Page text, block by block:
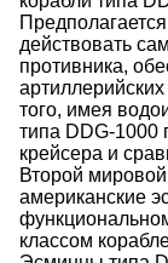
действовать
противника,
того, имея
типа DDG-
крейсера и
Второй
американские
классом